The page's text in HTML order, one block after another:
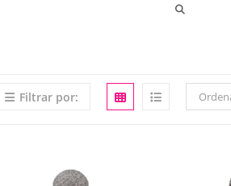
Filtrar por: